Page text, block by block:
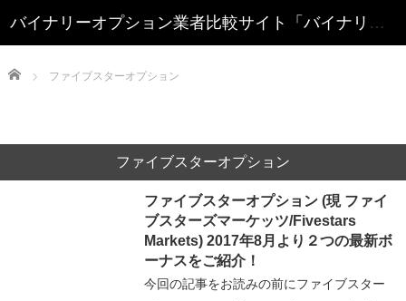
Home ファイブスターオプション
ファイブスターオプション
ファイブスターオプション (現 ファイ
ブスターズマーケッツ/Fivestars
Markets) 2017年8月より２つの最新ボ
ーナスをご紹介！
今回の記事をお読みの前にファイブスター